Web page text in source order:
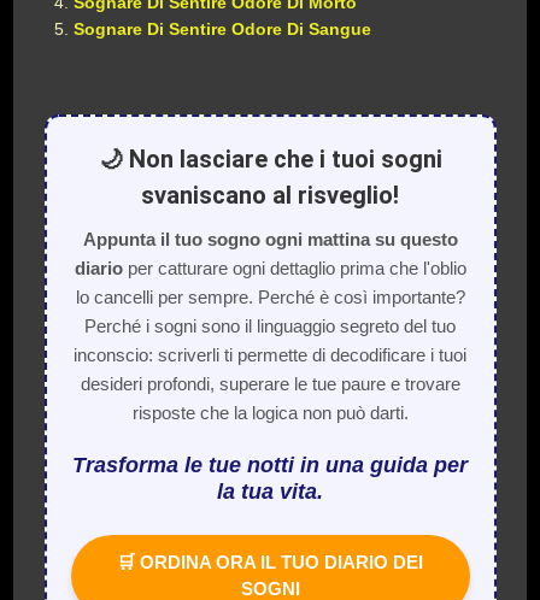
Sognare Di Sentire Odore Di Sangue
🌙 Non lasciare che i tuoi sogni
svaniscano al risveglio!
Appunta il tuo sogno ogni mattina su questo
diarioper catturare ogni dettaglio prima che l'oblio
lo cancelli per sempre. Perché è così importante?
Perché i sogni sono il linguaggio segreto del tuo
inconscio: scriverli ti permette di decodificare i tuoi
desideri profondi, superare le tue paure e trovare
risposte che la logica non può darti.
Trasforma le tue notti in una guida per
la tua vita.
🛒 ORDINA ORA IL TUO DIARIO DEI
SOGNI